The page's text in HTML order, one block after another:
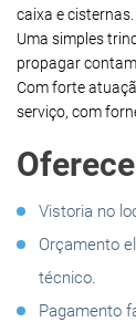
caixa e cisternas.
Uma simples
propagar
Com forte
serviço, com
Vistoria no
Orçamento
técnico.
Pagamento